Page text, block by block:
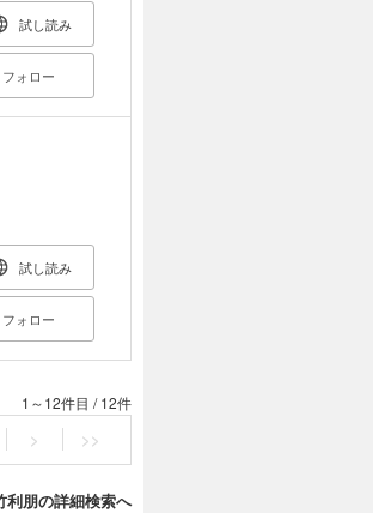
試し読み
フォロー
試し読み
フォロー
1～12件目 /12件
> >>
利朋の詳細検索へ